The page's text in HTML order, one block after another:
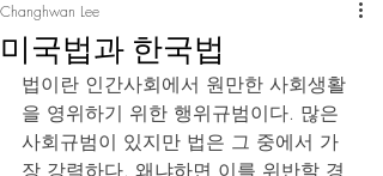
미국법과 한국법
Changhwan Lee
법이란 인간사회에서 원만한 사회생활
을 영위하기 위한 행위규범이다. 많은
사회규범이 있지만 법은 그 중에서 가
장 강력하다. 왜냐하면 이를 위반할 경